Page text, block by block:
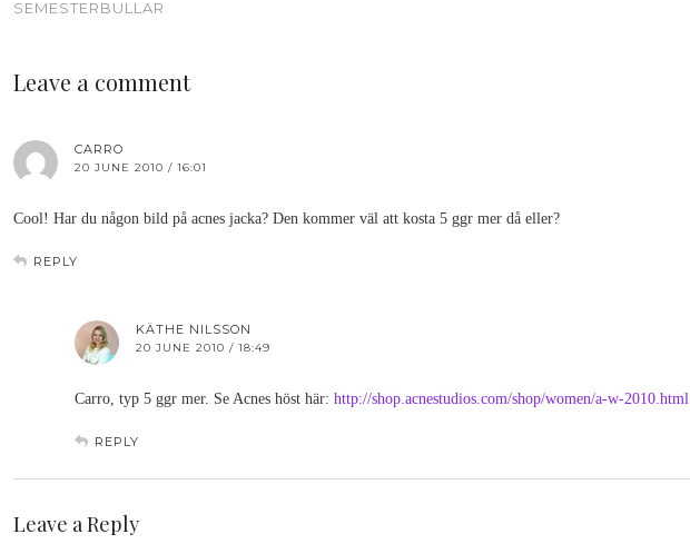
SEMESTERBULLAR
Leave a comment
CARRO
20 JUNE 2010 / 16:01
Cool! Har du någon bild på acnes jacka? Den kommer väl att kosta 5 ggr mer då eller?
REPLY
KÄTHE NILSSON
20 JUNE 2010 / 18:49
Carro, typ 5 ggr mer. Se Acnes höst här: http://shop.acnestudios.com/shop/women/a-w-2010.html
REPLY
Leave a Reply